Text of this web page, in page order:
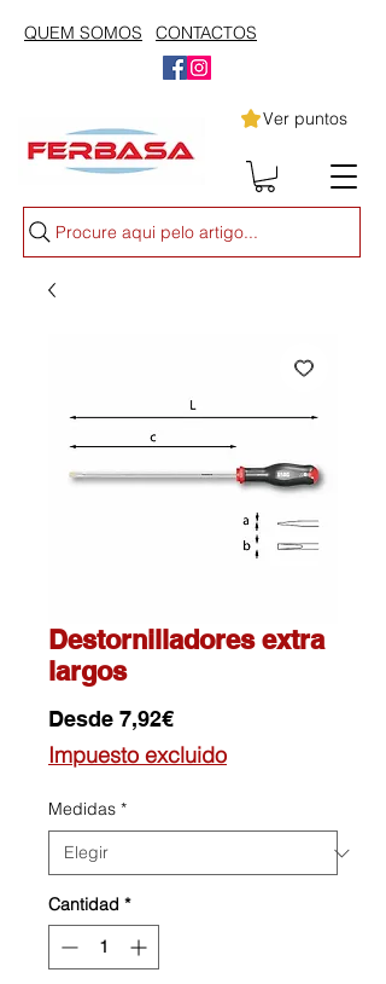
QUEM SOMOS CONTACTOS
Ver puntos
Procure aqui pelo artigo...
Destornilladores extra
largos
Desde 7,92€Precio
de
oferta
Impuesto excluido
Medidas *
Cantidad *